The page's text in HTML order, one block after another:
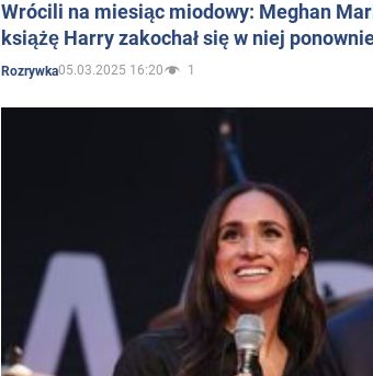
Wrócili na miesiąc miodowy: Meghan
książę Harry zakochał się w niej
Rozrywka05.03.2025 16:20 1